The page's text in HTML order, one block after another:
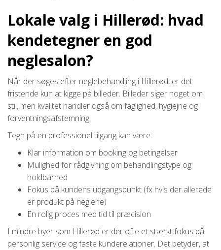
Lokale valg i Hillerød: hvad
kendetegner en god
neglesalon?
Når der søges efter neglebehandling i Hillerød, er det
fristende kun at kigge på billeder. Billeder siger noget om
stil, men kvalitet handler også om faglighed, hygiejne og
forventningsafstemning.
Tegn på en professionel tilgang kan være:
Klar information om booking og betingelser
Mulighed for rådgivning om behandlingstype og
holdbarhed
Fokus på kundens udgangspunkt (fx hvis der allerede
er produkt på neglene)
En rolig proces med tid til præcision
I mindre byer som Hillerød er der ofte et stærkt fokus på
personlig service og faste kunderelationer. Det betyder, at